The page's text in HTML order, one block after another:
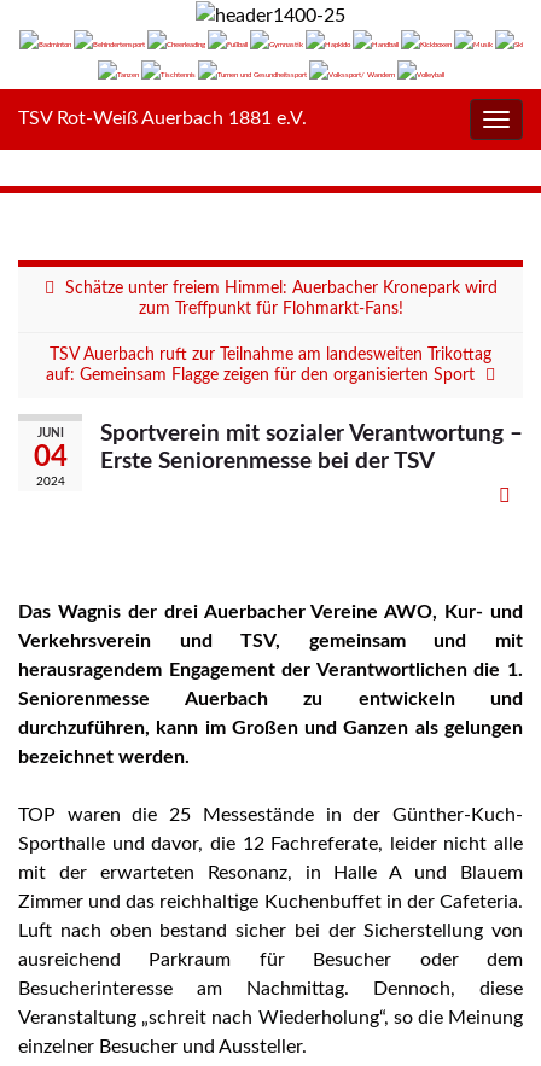
TSV Rot-Weiß Auerbach 1881 e.V.
Schätze unter freiem Himmel: Auerbacher Kronepark wird
zum Treffpunkt für Flohmarkt-Fans!
TSV Auerbach ruft zur Teilnahme am landesweiten Trikottag
auf: Gemeinsam Flagge zeigen für den organisierten Sport
JUNI
04
2024
Sportverein mit sozialer Verantwortung –
Erste Seniorenmesse bei der TSV
Das Wagnis der drei Auerbacher Vereine AWO, Kur- und
Verkehrsverein und TSV, gemeinsam und mit
herausragendem Engagement der Verantwortlichen die 1.
Seniorenmesse Auerbach zu entwickeln und
durchzuführen, kann im Großen und Ganzen als gelungen
bezeichnet werden.
TOP waren die 25 Messestände in der Günther-Kuch-
Sporthalle und davor, die 12 Fachreferate, leider nicht alle
mit der erwarteten Resonanz, in Halle A und Blauem
Zimmer und das reichhaltige Kuchenbuffet in der Cafeteria.
Luft nach oben bestand sicher bei der Sicherstellung von
ausreichend Parkraum für Besucher oder dem
Besucherinteresse am Nachmittag. Dennoch, diese
Veranstaltung „schreit nach Wiederholung“, so die Meinung
einzelner Besucher und Aussteller.